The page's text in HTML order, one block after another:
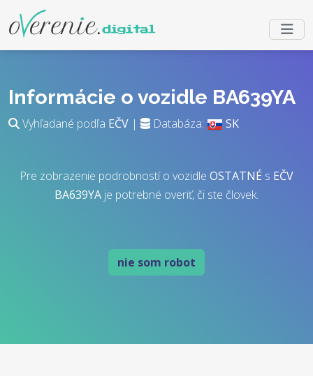
Informácie o vozidle BA639YA
Vyhľadané podľa EČV | Databáza: SK
Pre zobrazenie podrobností o vozidle OSTATNÉ s EČV
BA639YA je potrebné overiť, či ste človek.
nie som robot